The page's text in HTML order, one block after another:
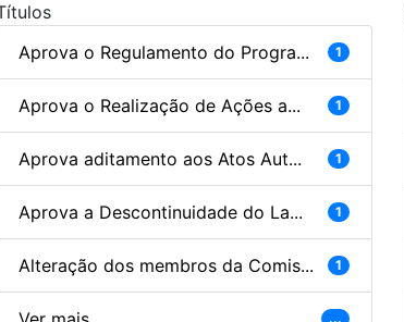
Aprova o Regulamento do Progra...
1
Aprova o Realização de Ações a... 1
Aprova aditamento aos Atos Aut... 1
Aprova a Descontinuidade do La... 1
Alteração dos membros da Comis... 1
...